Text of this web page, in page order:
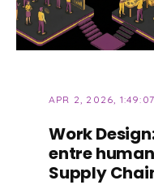
APR 2, 2026, 1:49:07
Work
entre
Supply